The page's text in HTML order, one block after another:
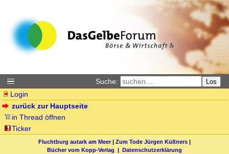
Suche: Los
Login
zurück zur Hauptseite
in Thread öffnen
Ticker
Fluchtburg autark am Meer| Zum Tode Jürgen Küßners |
Bücher vom Kopp-Verlag | Datenschutzerklärung